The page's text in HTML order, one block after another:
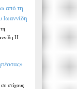
από τη
Η
στίχους